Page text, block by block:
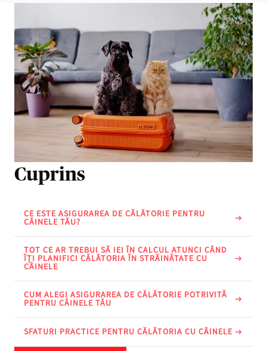
Cuprins
CE ESTE ASIGURAREA DE CĂLĂTORIE PENTRU
CÂINELE TĂU?
TOT CE AR TREBUI SĂ IEI ÎN CALCUL ATUNCI CÂND
ÎȚI PLANIFICI CĂLĂTORIA ÎN STRĂINĂTATE CU
CÂINELE
CUM ALEGI ASIGURAREA DE CĂLĂTORIE POTRIVITĂ
PENTRU CÂINELE TĂU
SFATURI PRACTICE PENTRU CĂLĂTORIA CU CÂINELE